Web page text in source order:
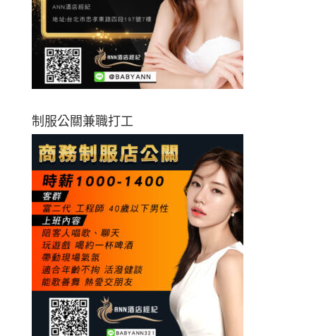
制服公關兼職打工